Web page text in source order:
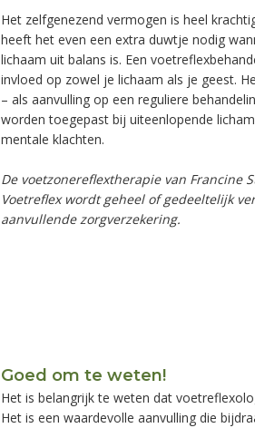
Het zelfgenezend vermogen is heel
heeft het even een extra duwtje nodig
lichaam uit balans is. Een
invloed op zowel je lichaam als je geest.
– als aanvulling op een reguliere
worden toegepast bij uiteenlopende
mentale klachten.
De voetzonereflextherapie van Francine
Voetreflex wordt geheel of gedeeltelijk
aanvullende zorgverzekering.
Goed om te weten!
Het is belangrijk te weten dat
Het is een waardevolle aanvulling die